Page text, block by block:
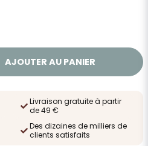
AJOUTER AU PANIER
Livraison gratuite à partir
de 49 €
Des dizaines de milliers de
clients satisfaits